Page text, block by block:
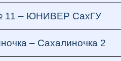
– ЮНИВЕР СахГУ
– Сахалиночка 2